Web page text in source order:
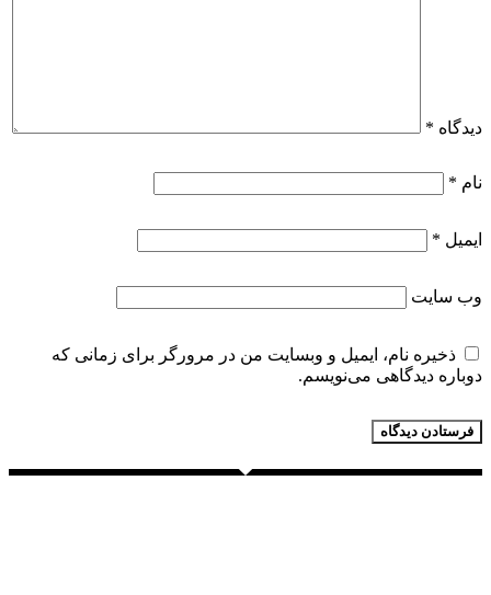
دیدگاه *
نام *
ایمیل *
وب‌ سایت
ذخیره نام، ایمیل و وبسایت من در مرورگر برای زمانی که
دوباره دیدگاهی می‌نویسم.